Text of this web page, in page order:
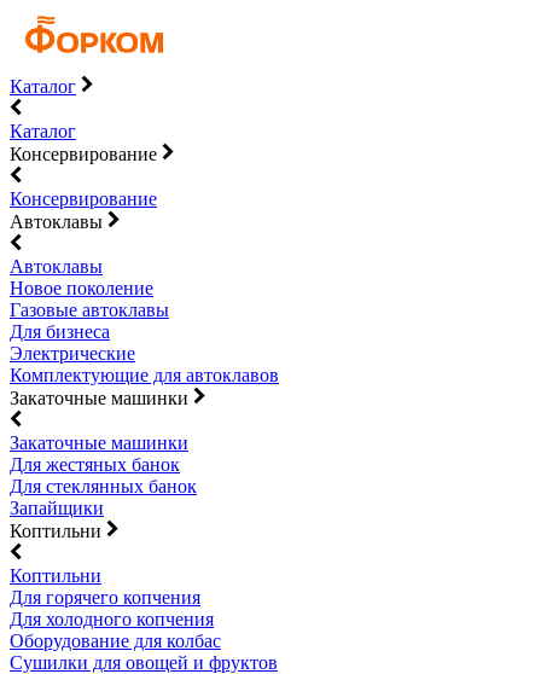
Каталог
Каталог
Консервирование
Консервирование
Автоклавы
Автоклавы
Новое поколение
Газовые автоклавы
Для бизнеса
Электрические
Комплектующие для автоклавов
Закаточные машинки
Закаточные машинки
Для жестяных банок
Для стеклянных банок
Запайщики
Коптильни
Коптильни
Для горячего копчения
Для холодного копчения
Оборудование для колбас
Сушилки для овощей и фруктов